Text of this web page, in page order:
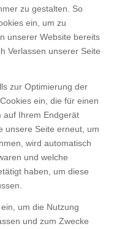
zu gestalten. So
ein, um zu
unserer Website bereits
Verlassen unserer Seite
zur Optimierung der
ein, die für einen
auf Ihrem Endgerät
unsere Seite erneut, um
wird automatisch
und welche
haben, um diese
um die Nutzung
und zum Zwecke